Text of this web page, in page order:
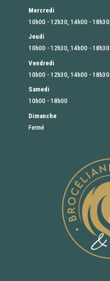
Mercredi
10h00 - 12h30, 14h00 - 18h30
Jeudi
10h00 - 12h30, 14h00 - 18h30
Vendredi
10h00 - 12h30, 14h00 - 18h30
Samedi
10h00 - 18h00
Dimanche
Fermé